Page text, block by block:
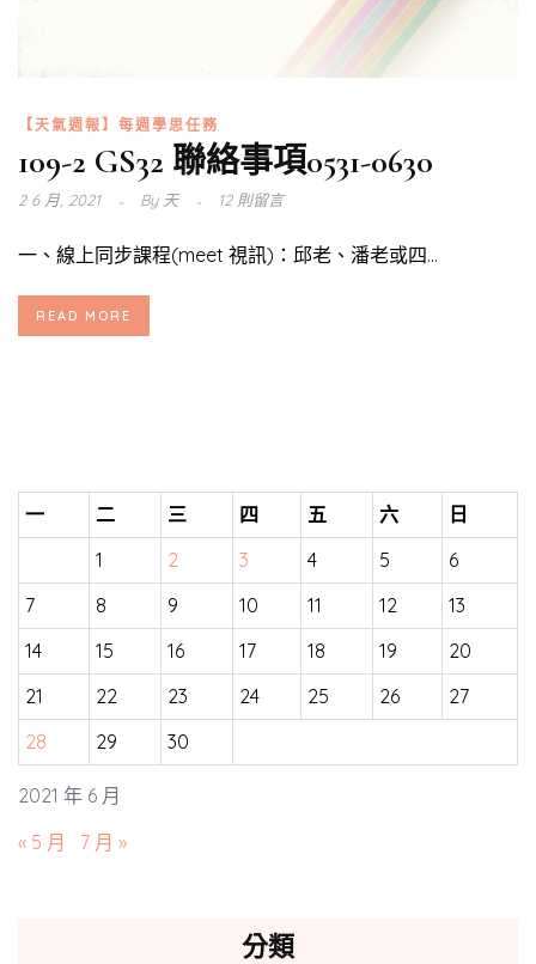
【天氣週報】每週學思任務
109-2 GS32 聯絡事項0531-0630
2 6 月, 2021 By天 12 則留言
一、線上同步課程(meet 視訊)：邱老、潘老或四...
READ MORE
2021 年 6 月
一 二 三 四 五 六
日
1
2 3 4 5
6
7
8 9 10 11 12
13
14
15 16 17 18 19
20
21
22 23 24 25 26
27
28
29 30
« 5 月 7 月 »
分類